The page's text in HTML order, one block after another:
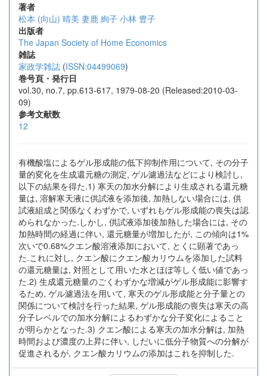
著者
松本 (向山) 晴美 妻鹿 絢子 小林 豊子
出版者
The Japan Society of Home Economics
雑誌
家政学雑誌 (ISSN:04499069)
巻号頁・発行日
vol.30, no.7, pp.613-617, 1979-08-20 (Released:2010-03-
09)
参考文献数
12
有機酸塩によるゲル形成能の低下抑制作用について, その分子
量的変化を生成還元糖の測定, ゲル濾過法などにより検討し,
以下の結果を得た.1) 寒天の加水分解により生成される還元糖
量は, 溶解寒天液に供試液を添加後, 加熱しない場合には, 供
試液組成と関係なくわずかで, いずれもゲル形成能の喪失は認
められなかった.しかし, 供試液添加後加熱した場合には, その
加熱時間の経過に伴い, 還元糖量が増加したが, この傾向は1%
次いで0.68%クエン酸溶液添加において, とくに顕著であっ
た.これに対し, クエン酸にクエン酸カリウムを添加した試料
の還元糖量は, 対照として用いた水とほぼ等しく低い値であっ
た.2) 生成還元糖量のごくわずかな増減がゲル形成能に影響す
るため, ゲル濾過法を用いて, 寒天のゲル形成能と分子量との
関係について検討を行った結果, ゲル形成能の喪失は寒天の高
分子レベルでの加水分解によるわずかな分子変化によること
が明らかとなった.3) クエン酸による寒天の加水分解は, 加熱
時間および濃度の上昇に伴い, しだいに低分子物質への分解が
促進されるが, クエン酸カリウムの添加はこれを抑制した.